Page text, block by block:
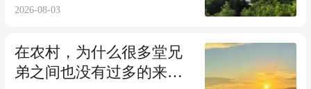
2026-08-03
在农村，为什么很多堂兄
弟之间也没有过多的来往